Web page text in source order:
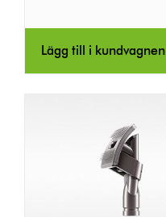
Lägg till i kundvagnen